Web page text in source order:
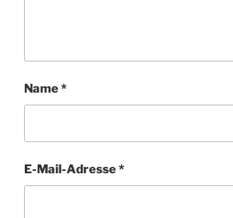
Name*
E-Mail-Adresse*